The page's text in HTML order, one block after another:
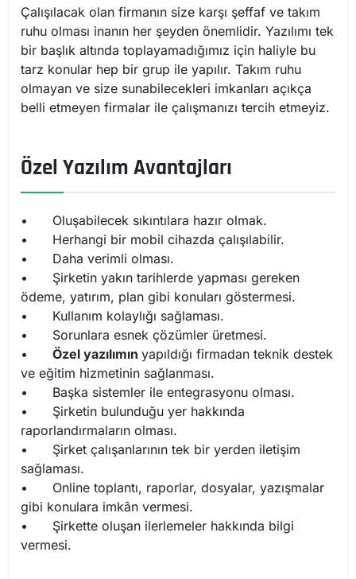
Çalışılacak olan firmanın size karşı şeffaf ve takım
ruhu olması inanın her şeyden önemlidir. Yazılımı tek
bir başlık altında toplayamadığımız için haliyle bu
tarz konular hep bir grup ile yapılır. Takım ruhu
olmayan ve size sunabilecekleri imkanları açıkça
belli etmeyen firmalar ile çalışmanızı tercih etmeyiz.
Özel Yazılım Avantajları
•
Oluşabilecek sıkıntılara hazır olmak.
•
Herhangi bir mobil cihazda çalışılabilir.
•
Daha verimli olması.
•
Şirketin yakın tarihlerde yapması gereken
ödeme, yatırım, plan gibi konuları göstermesi.
•
Kullanım kolaylığı sağlaması.
•
Sorunlara esnek çözümler üretmesi.
•
Özel yazılımın yapıldığı firmadan teknik destek
ve eğitim hizmetinin sağlanması.
•
Başka sistemler ile entegrasyonu olması.
•
Şirketin bulunduğu yer hakkında
raporlandırmaların olması.
•
Şirket çalışanlarının tek bir yerden iletişim
sağlaması.
•
Online toplantı, raporlar, dosyalar, yazışmalar
gibi konulara imkân vermesi.
•
Şirkette oluşan ilerlemeler hakkında bilgi
vermesi.